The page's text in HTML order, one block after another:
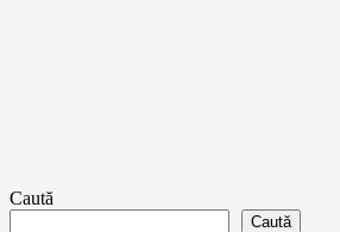
Caută
Caută